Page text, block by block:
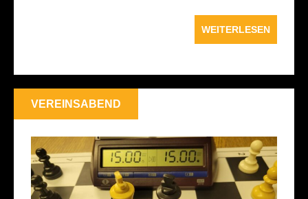
WEITERLESEN
VEREINSABEND